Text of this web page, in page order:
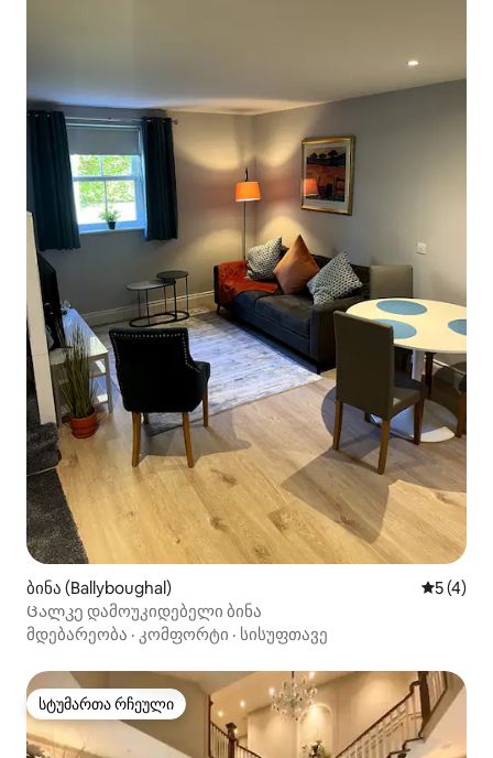
ბინა (Ballyboughal)
5 (4)
Ცალკე დამოუკიდებელი ბინა
მდებარეობა · კომფორტი · სისუფთავე
სტუმართა რჩეული
სტუმართა რჩეული